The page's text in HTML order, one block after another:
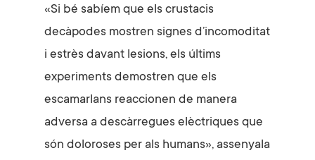
«Si bé sabíem que els crustacis
decàpodes mostren signes d’incomoditat
i estrès davant lesions, els últims
experiments demostren que els
escamarlans reaccionen de manera
adversa a descàrregues elèctriques que
són doloroses per als humans», assenyala